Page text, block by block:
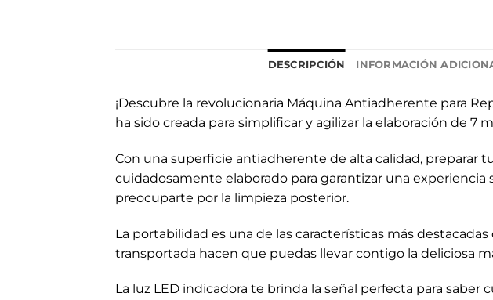
DESCRIPCIÓN INFORMACIÓN
¡Descubre la revolucionaria Máquina Antiadherente para
ha sido creada para simplificar y agilizar la elaboración de 7
Con una superficie antiadherente de alta calidad, preparar
cuidadosamente elaborado para garantizar una
preocuparte por la limpieza posterior.
La portabilidad es una de las características más
transportada hacen que puedas llevar contigo la deliciosa
La luz LED indicadora te brinda la señal perfecta para saber